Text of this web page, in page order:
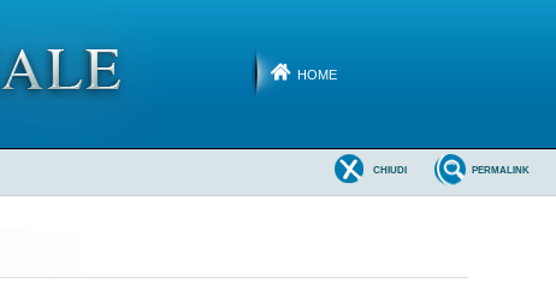
HOME
PERMALINK
CHIUDI